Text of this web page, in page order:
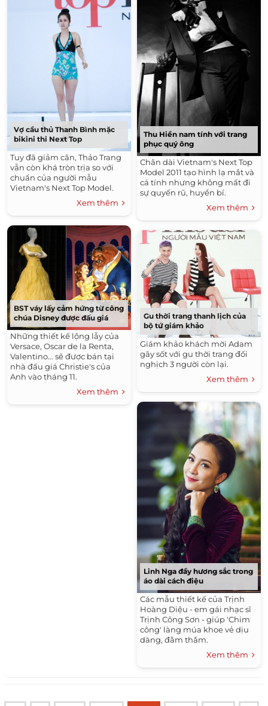
Vợ cầu thủ Thanh Bình mặc
bikini thi Next Top
Tuy đã giảm cân, Thảo Trang
vẫn còn khá tròn trịa so với
chuẩn của người mẫu
Vietnam's Next Top Model.
Xem thêm
BST váy lấy cảm hứng từ công
chúa Disney được đấu giá
Những thiết kế lộng lẫy của
Versace, Oscar de la Renta,
Valentino... sẽ được bán tại
nhà đấu giá Christie's của
Anh vào tháng 11.
Xem thêm
Thu Hiền nam tính với trang
phục quý ông
Chân dài Vietnam's Next Top
Model 2011 tạo hình lạ mắt và
cá tính nhưng không mất đi
sự quyến rũ, huyền bí.
Xem thêm
Gu thời trang thanh lịch của
bộ tứ giám khảo
Giám khảo khách mời Adam
gây sốt với gu thời trang đối
nghịch 3 người còn lại.
Xem thêm
Linh Nga đầy hương sắc trong
áo dài cách điệu
Các mẫu thiết kế của Trịnh
Hoàng Diệu - em gái nhạc sĩ
Trịnh Công Sơn - giúp 'Chim
công' làng múa khoe vẻ dịu
dàng, đằm thắm.
Xem thêm